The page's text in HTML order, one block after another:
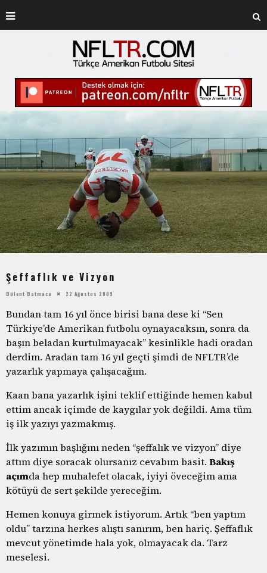
Şeffaflık ve Vizyon
Bülent Batmaca 22 Ağustos 2009
Bundan tam 16 yıl önce birisi bana dese ki “Sen
Türkiye’de Amerikan futbolu oynayacaksın, sonra da
başın beladan kurtulmayacak” kesinlikle hadi oradan
derdim. Aradan tam 16 yıl geçti şimdi de NFLTR’de
yazarlık yapmaya çalışacağım.
Kaan bana yazarlık işini teklif ettiğinde hemen kabul
ettim ancak içimde de kaygılar yok değildi. Ama tüm
iş ilk yazıyı yazmakmış.
İlk yazımın başlığını neden “şeffalık ve vizyon” diye
attım diye soracak olursanız cevabım basit. Bakış
açımda hep muhalefet olacak, iyiyi öveceğim ama
kötüyü de sert şekilde yereceğim.
Hemen konuya girmek istiyorum. Artık “ben yaptım
oldu” tarzına herkes alıştı sanırım, ben hariç. Şeffaflık
mevcut yönetimde hala yok, olmayacak da. Tarz
meselesi.